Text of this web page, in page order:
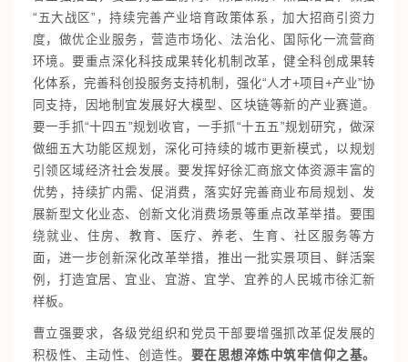
“五大战区”，持续完善产业培育政策体系，加大招商引资力
度，做优企业服务，营造市场化、法治化、国际化一流营商
环境。要重点深化科技成果转化机制改革，健全科创成果转
化体系，完善科创投服务支持机制，强化“人才+项目+产业”协
同支持，因地制宜发展好大模型、区块链等新的产业赛道。
要一手抓“十四五”规划收官，一手抓“十五五”规划研究，做深
做细五大功能区规划，深化可持续的城市更新模式，以规划
引领区域经济社会发展。要发挥好徐汇商旅文体资源丰富的
优势，持续扩内需、促消费，落实好完善商业布局规划、发
展新型文化业态、创新文化消费场景等重点改革举措。要围
绕就业、住房、教育、医疗、养老、生育、社区服务等方
面，进一步创新深化改革举措，推出一批实景项目、鲜活案
例，打造宜居、宜业、宜游、宜学、宜养的人民城市徐汇新
样板。
曹立强要求，各级党组织和党员干部要增强抓改革促发展的
积极性、主动性、创造性。 要在思想淬炼中筑牢信仰之基。